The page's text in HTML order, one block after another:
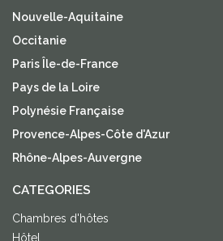
Nouvelle-Aquitaine
Occitanie
Paris Île-de-France
Pays de la Loire
Polynésie Française
Provence-Alpes-Côte d'Azur
Rhône-Alpes-Auvergne
CATEGORIES
Chambres d'hôtes
Hôtel